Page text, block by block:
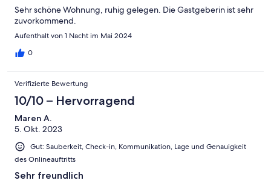
Sehr schöne Wohnung, ruhig gelegen. Die Gastgeberin ist sehr
zuvorkommend.
Aufenthalt von 1 Nacht im Mai 2024
0
Verifizierte Bewertung
10/10 – Hervorragend
Maren A.
5. Okt. 2023
Gut: Sauberkeit, Check-in, Kommunikation, Lage und Genauigkeit
des Onlineauftritts
Sehr freundlich